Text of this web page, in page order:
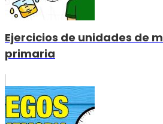
Ejercicios de unidades de
primaria